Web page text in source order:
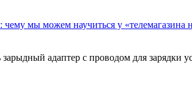
чему мы можем научиться у «телемагазина
адаптер с проводом для зарядки